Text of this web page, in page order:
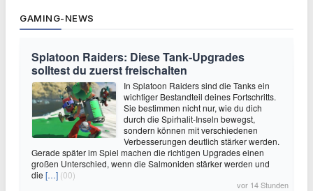
GAMING-NEWS
Splatoon Raiders: Diese Tank-Upgrades
solltest du zuerst freischalten
In Splatoon Raiders sind die Tanks ein
wichtiger Bestandteil deines Fortschritts.
Sie bestimmen nicht nur, wie du dich
durch die Spirhalit-Inseln bewegst,
sondern können mit verschiedenen
Verbesserungen deutlich stärker werden.
Gerade später im Spiel machen die richtigen Upgrades einen
großen Unterschied, wenn die Salmoniden stärker werden und
die […] (00)
vor 14 Stunden